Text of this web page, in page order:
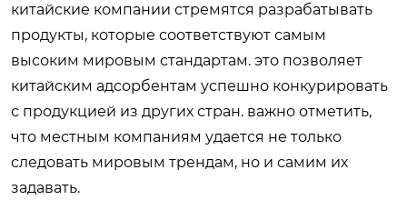
китайские компании стремятся разрабатывать
продукты, которые соответствуют самым
высоким мировым стандартам. это позволяет
китайским адсорбентам успешно конкурировать
с продукцией из других стран. важно отметить,
что местным компаниям удается не только
следовать мировым трендам, но и самим их
задавать.